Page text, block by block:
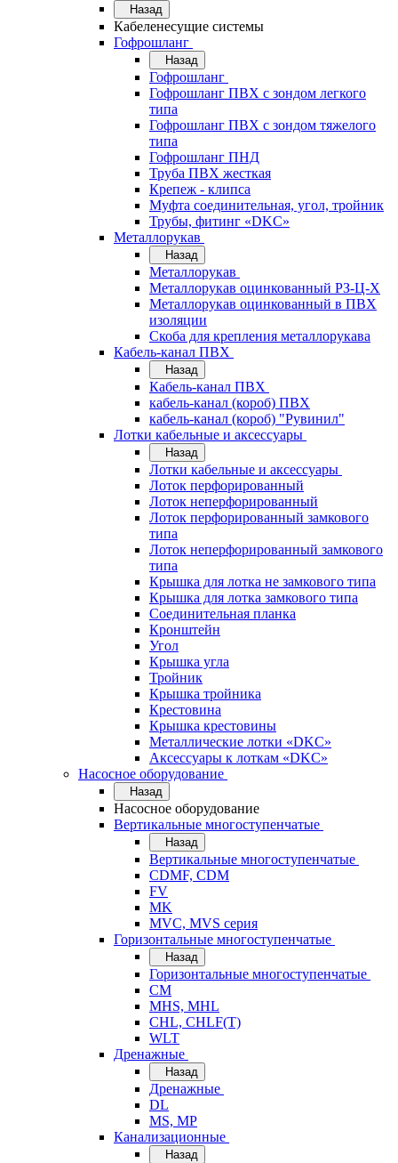
Назад
Кабеленесущие системы
Гофрошланг
Назад
Гофрошланг
Гофрошланг ПВХ с зондом легкого
типа
Гофрошланг ПВХ с зондом тяжелого
типа
Гофрошланг ПНД
Труба ПВХ жесткая
Крепеж - клипса
Муфта соединительная, угол, тройник
Трубы, фитинг «DKC»
Металлорукав
Назад
Металлорукав
Металлорукав оцинкованный РЗ-Ц-Х
Металлорукав оцинкованный в ПВХ
изоляции
Скоба для крепления металлорукава
Кабель-канал ПВХ
Назад
Кабель-канал ПВХ
кабель-канал (короб) ПВХ
кабель-канал (короб) "Рувинил"
Лотки кабельные и аксессуары
Назад
Лотки кабельные и аксессуары
Лоток перфорированный
Лоток неперфорированный
Лоток перфорированный замкового
типа
Лоток неперфорированный замкового
типа
Крышка для лотка не замкового типа
Крышка для лотка замкового типа
Соединительная планка
Кронштейн
Угол
Крышка угла
Тройник
Крышка тройника
Крестовина
Крышка крестовины
Металлические лотки «DKC»
Аксессуары к лоткам «DKC»
Насосное оборудование
Назад
Насосное оборудование
Вертикальные многоступенчатые
Назад
Вертикальные многоступенчатые
CDMF, CDM
FV
MK
MVC, MVS серия
Горизонтальные многоступенчатые
Назад
Горизонтальные многоступенчатые
CM
MHS, MHL
CHL, CHLF(T)
WLT
Дренажные
Назад
Дренажные
DL
MS, MP
Канализационные
Назад